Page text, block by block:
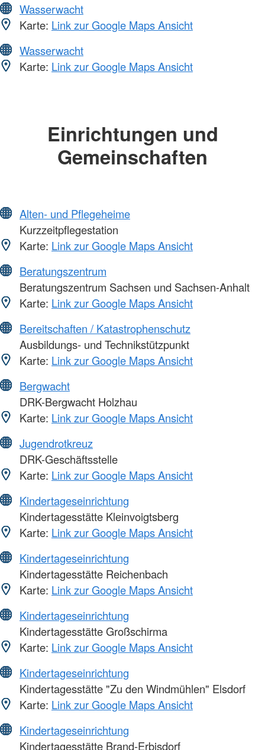
Wasserwacht
Karte: Link zur Google Maps Ansicht
Wasserwacht
Karte: Link zur Google Maps Ansicht
Einrichtungen und
Gemeinschaften
Alten- und Pflegeheime
Kurzzeitpflegestation
Karte: Link zur Google Maps Ansicht
Beratungszentrum
Beratungszentrum Sachsen und Sachsen-Anhalt
Karte: Link zur Google Maps Ansicht
Bereitschaften / Katastrophenschutz
Ausbildungs- und Technikstützpunkt
Karte: Link zur Google Maps Ansicht
Bergwacht
DRK-Bergwacht Holzhau
Karte: Link zur Google Maps Ansicht
Jugendrotkreuz
DRK-Geschäftsstelle
Karte: Link zur Google Maps Ansicht
Kindertageseinrichtung
Kindertagesstätte Kleinvoigtsberg
Karte: Link zur Google Maps Ansicht
Kindertageseinrichtung
Kindertagesstätte Reichenbach
Karte: Link zur Google Maps Ansicht
Kindertageseinrichtung
Kindertagesstätte Großschirma
Karte: Link zur Google Maps Ansicht
Kindertageseinrichtung
Kindertagesstätte "Zu den Windmühlen" Elsdorf
Karte: Link zur Google Maps Ansicht
Kindertageseinrichtung
Kindertagesstätte Brand-Erbisdorf